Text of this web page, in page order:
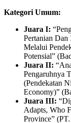
Kategori Umum:
Juara I:
Pertanian
Melalui
Potensial”
Juara II:
Pengaruhnya
(Pendekatan
Economy)”
Juara III:
Adapts, Who
Province”